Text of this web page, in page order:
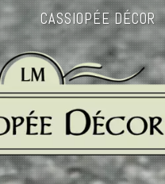
CASSIOPÉE DÉCOR